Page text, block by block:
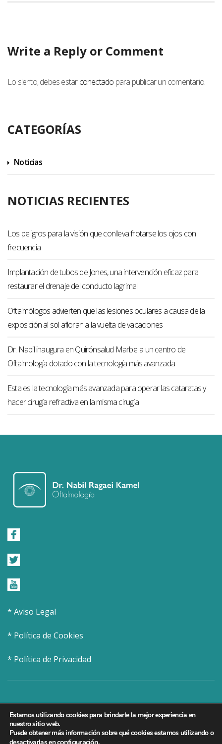
Write a Reply or Comment
Lo siento, debes estarconectado para publicar un comentario.
CATEGORÍAS
Noticias
NOTICIAS RECIENTES
Los peligros para la visión que conlleva frotarse los ojos con
frecuencia
Implantación de tubos de Jones, una intervención eficaz para
restaurar el drenaje del conducto lagrimal
Oftalmólogos advierten que las lesiones oculares a causa de la
exposición al sol afloran a la vuelta de vacaciones
Dr. Nabil inaugura en Quirónsalud Marbella un centro de
Oftalmología dotado con la tecnología más avanzada
Esta es la tecnología más avanzada para operar las cataratas y
hacer cirugía refractiva en la misma cirugía
* Aviso Legal
* Política de Cookies
* Política de Privacidad
Estamos utilizando cookies para brindarle la mejor experiencia en
nuestro sitio web.
Puede obtener más información sobre qué cookies estamos utilizando o
configuración.